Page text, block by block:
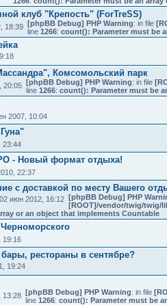
клуб "Крепость" (ForTreSS)
18:39 [phpBB Debug] PHP Warning: in file
line 1266: count(): Parameter must be
Комсомольский парк
20:05 [phpBB Debug] PHP Warning: in file
line 1266: count(): Parameter must be
2007, 10:04
23:44
- Новый формат отдыха!
22:37
с доставкой по месту Вашего
июн 2012, 16:12 [phpBB Debug] PHP
[ROOT]/vendor/twig/twig/
or an object that implements Countable
19:16
рестораны в сентябре?
19:24
13:28 [phpBB Debug] PHP Warning: in file
line 1266: count(): Parameter must be